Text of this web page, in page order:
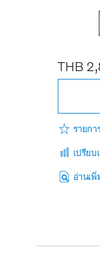
THB
รายกา
เปรียบ
อ่านเพิ่